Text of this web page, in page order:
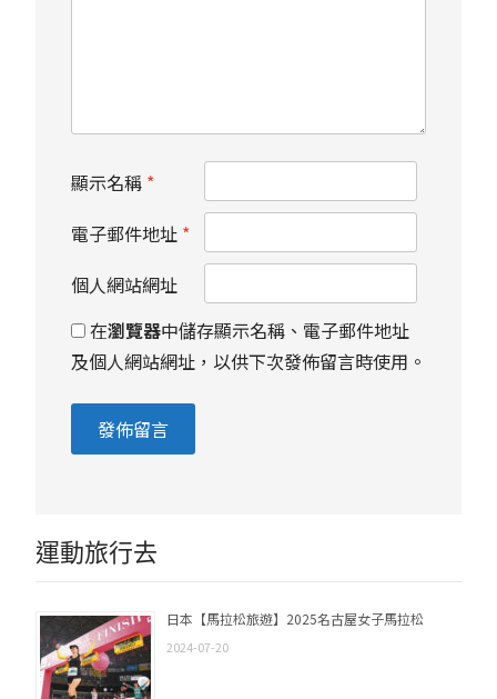
顯示名稱 *
電子郵件地址 *
個人網站網址
在瀏覽器中儲存顯示名稱、電子郵件地址
及個人網站網址，以供下次發佈留言時使用。
運動旅行去
日本【馬拉松旅遊】2025名古屋女子馬拉松
2024-07-20